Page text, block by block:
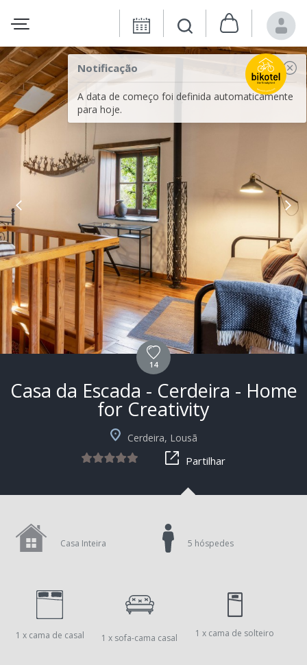
Notificação
A data de começo foi definida automaticamente
para hoje.
14
Casa da Escada - Cerdeira - Home
for Creativity
Cerdeira, Lousã
Partilhar
Casa Inteira
1 x cama de casal 1 x sofa-cama casal 1 x cama de solteiro
5 hóspedes